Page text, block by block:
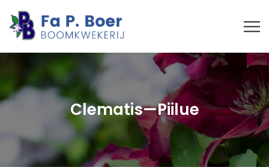
Clematis—Piilue